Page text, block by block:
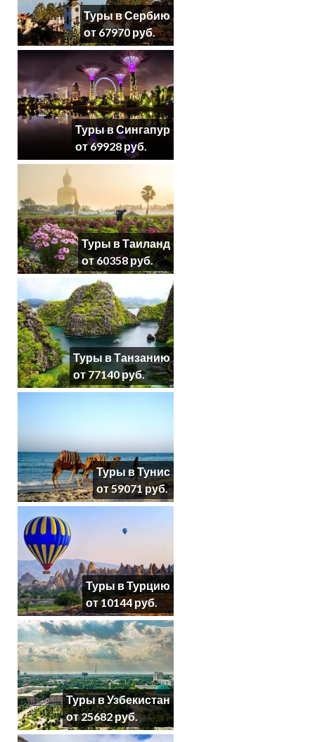
Туры в Сербию
от 67970 руб.
Туры в Сингапур
от 69928 руб.
Туры в Таиланд
от 60358 руб.
Туры в Танзанию
от 77140 руб.
Туры в Тунис
от 59071 руб.
Туры в Турцию
от 10144 руб.
Туры в Узбекистан
от 25682 руб.